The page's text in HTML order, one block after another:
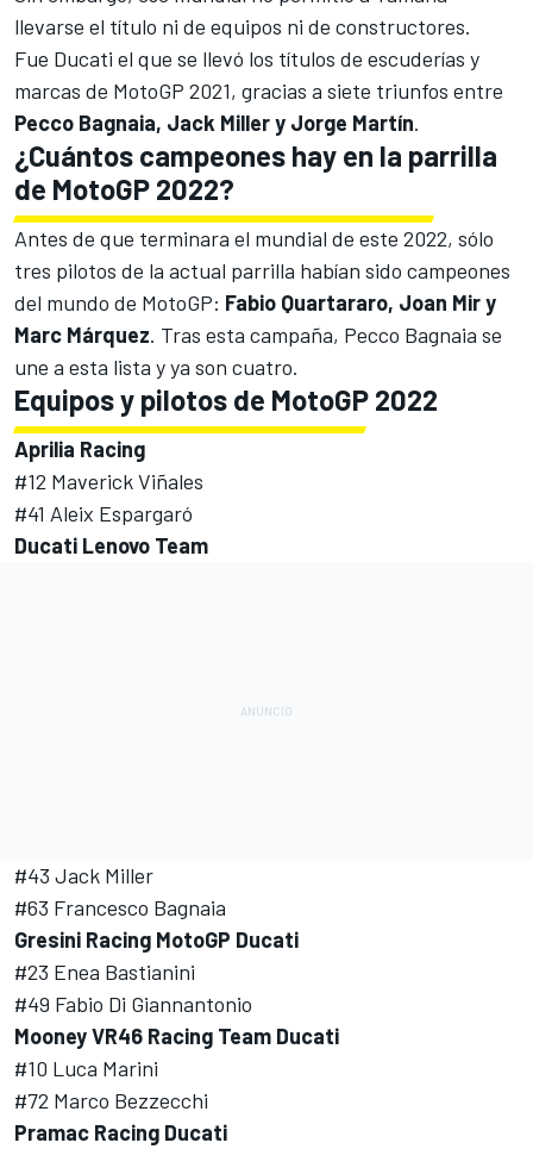
llevarse el título ni de equipos ni de constructores.
Fue Ducati el que se llevó los títulos de escuderías y
marcas de MotoGP 2021, gracias a siete triunfos entre
Pecco Bagnaia, Jack Millery Jorge Martín.
¿Cuántos campeones hay en la parrilla
de MotoGP 2022?
Antes de que terminara el mundial de este 2022, sólo
tres pilotos de la actual parrilla habían sido campeones
del mundo de MotoGP: Fabio Quartararo, Joan Miry
Marc Márquez. Tras esta campaña, Pecco Bagnaia se
une a esta lista y ya son cuatro.
Equipos y pilotos de MotoGP 2022
Aprilia Racing
#12 Maverick Viñales
#41 Aleix Espargaró
Ducati Lenovo Team
#43 Jack Miller
#63 Francesco Bagnaia
Gresini Racing MotoGP Ducati
#23 Enea Bastianini
#49 Fabio Di Giannantonio
Mooney VR46 Racing Team Ducati
#10 Luca Marini
#72 Marco Bezzecchi
Pramac Racing Ducati